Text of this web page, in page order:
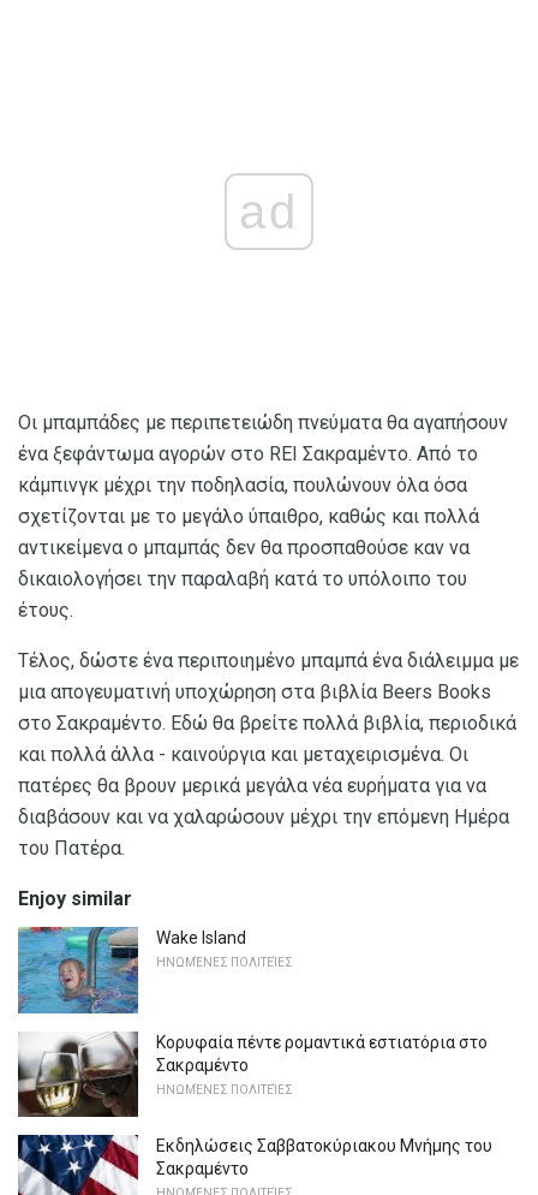
ad
Οι μπαμπάδες με περιπετειώδη πνεύματα θα αγαπήσουν
ένα ξεφάντωμα αγορών στο REI Σακραμέντο. Από το
κάμπινγκ μέχρι την ποδηλασία, πουλώνουν όλα όσα
σχετίζονται με το μεγάλο ύπαιθρο, καθώς και πολλά
αντικείμενα ο μπαμπάς δεν θα προσπαθούσε καν να
δικαιολογήσει την παραλαβή κατά το υπόλοιπο του
έτους.
Τέλος, δώστε ένα περιποιημένο μπαμπά ένα διάλειμμα με
μια απογευματινή υποχώρηση στα βιβλία Beers Books
στο Σακραμέντο. Εδώ θα βρείτε πολλά βιβλία, περιοδικά
και πολλά άλλα - καινούργια και μεταχειρισμένα. Οι
πατέρες θα βρουν μερικά μεγάλα νέα ευρήματα για να
διαβάσουν και να χαλαρώσουν μέχρι την επόμενη Ημέρα
του Πατέρα.
Enjoy similar
Wake Island
ΗΝΩΜΈΝΕΣ ΠΟΛΙΤΕΊΕΣ
Κορυφαία πέντε ρομαντικά εστιατόρια στο
Σακραμέντο
ΗΝΩΜΈΝΕΣ ΠΟΛΙΤΕΊΕΣ
Εκδηλώσεις Σαββατοκύριακου Μνήμης του
Σακραμέντο